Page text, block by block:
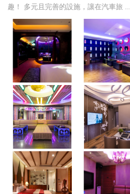
趣！ 多元且完善的設施，讓在汽車旅 ...